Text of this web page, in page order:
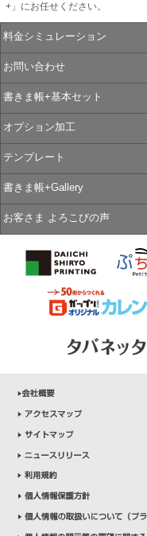
+」にお任せください。
料金シミュレーション
お問い合わせ
書きま帳+基本セット
オプション加工
テンプレート
書きま帳+Gallery
お客さま よろこびの声